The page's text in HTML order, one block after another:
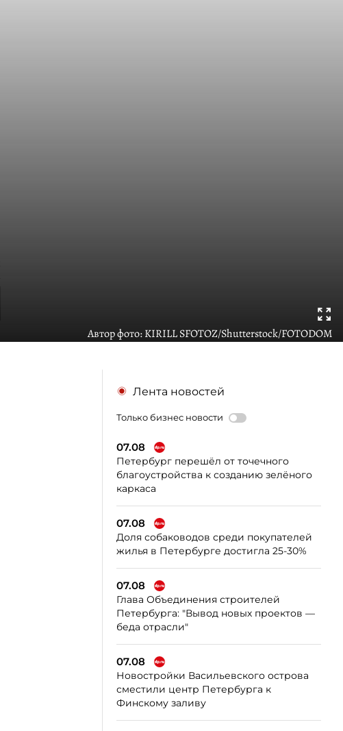
Автор фото:KIRILL SFOTOZ/Shutterstock/FOTODOM
Лента новостей
Только бизнес новости
07.08
Петербург перешёл от точечного
благоустройства к созданию зелёного
каркаса
07.08
Доля собаководов среди покупателей
жилья в Петербурге достигла 25-30%
07.08
Глава Объединения строителей
Петербурга: "Вывод новых проектов —
беда отрасли"
07.08
Новостройки Васильевского острова
сместили центр Петербурга к
Финскому заливу